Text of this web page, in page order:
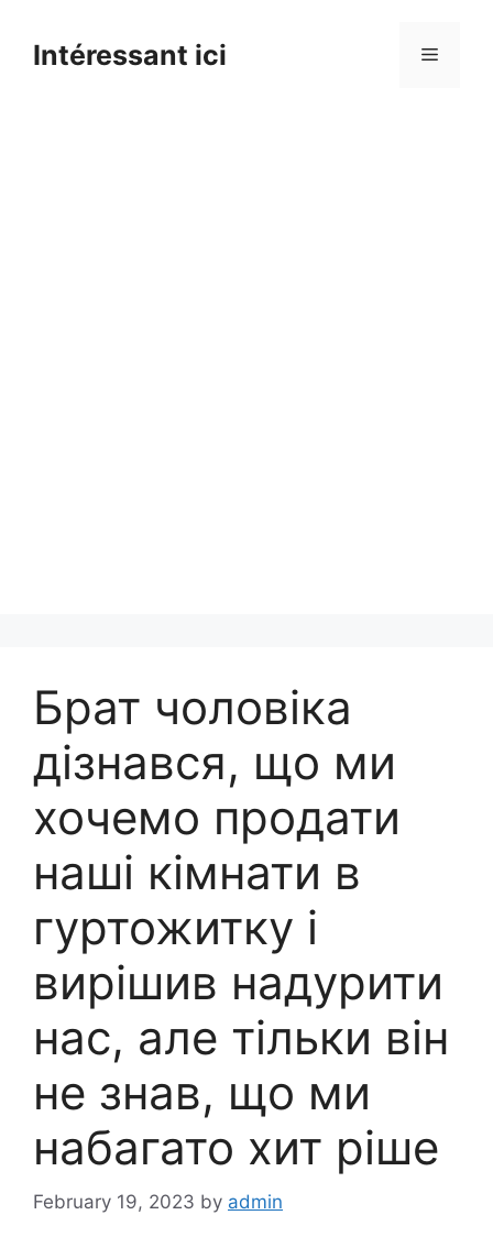
contentIntéressant ici Menu
Брат чоловіка
дізнався, що ми
хочемо продати
наші кімнати в
гуртожитку і
вирішив надурити
нас, але тільки він
не знав, що ми
набагато хит ріше
February 19, 2023 by admin